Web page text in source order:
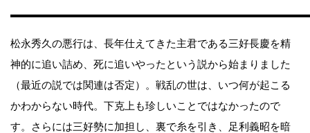
松永秀久の悪行は、長年仕えてきた主君である三好長慶を精
神的に追い詰め、死に追いやったという説から始まりました
（最近の説では関連は否定）。戦乱の世は、いつ何が起こる
かわからない時代。下克上も珍しいことではなかったので
す。さらには三好勢に加担し、裏で糸を引き、足利義昭を暗